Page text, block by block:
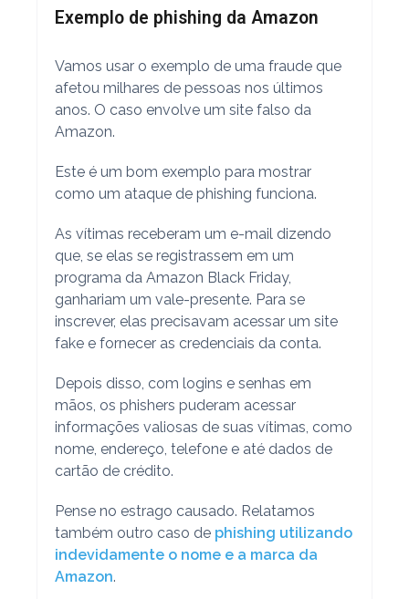
Exemplo de phishing da Amazon
Vamos usar o exemplo de uma fraude que
afetou milhares de pessoas nos últimos
anos. O caso envolve um site falso da
Amazon.
Este é um bom exemplo para mostrar
como um ataque de phishing funciona.
As vítimas receberam um e-mail dizendo
que, se elas se registrassem em um
programa da Amazon Black Friday,
ganhariam um vale-presente. Para se
inscrever, elas precisavam acessar um site
fake e fornecer as credenciais da conta.
Depois disso, com logins e senhas em
mãos, os phishers puderam acessar
informações valiosas de suas vítimas, como
nome, endereço, telefone e até dados de
cartão de crédito.
Pense no estrago causado. Relatamos
também outro caso de phishing utilizando
indevidamente o nome e a marca da
Amazon.